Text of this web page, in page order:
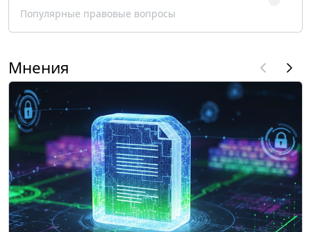
Популярные правовые вопросы
Мнения